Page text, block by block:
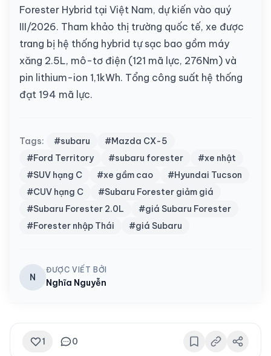
Forester Hybrid tại Việt Nam, dự kiến vào quý
III/2026. Tham khảo thị trường quốc tế, xe được
trang bị hệ thống hybrid tự sạc bao gồm máy
xăng 2.5L, mô-tơ điện (121 mã lực, 276Nm) và
pin lithium-ion 1,1kWh. Tổng công suất hệ thống
đạt 194 mã lực.
Tags: #subaru
#Mazda CX-5
#Ford Territory
#subaru forester
#xe nhật
#SUV hạng C
#xe gầm cao
#Hyundai Tucson
#CUV hạng C
#Subaru Forester giảm giá
#Subaru Forester 2.0L
#giá Subaru Forester
#Forester nhập Thái
#giá Subaru
N
ĐƯỢC VIẾT BỞI
Nghĩa Nguyễn
1 0